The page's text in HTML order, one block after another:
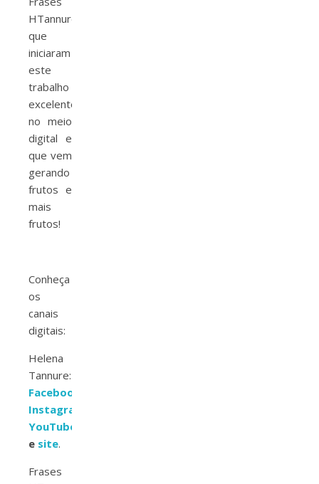
HTannure
que
iniciaram
este
trabalho
excelente
no meio
digital e
que vem
gerando
frutos e
mais
frutos!
Conheça
os
canais
digitais:
Helena
Tannure:
Facebook
Instagram
YouTube
e site.
Frases